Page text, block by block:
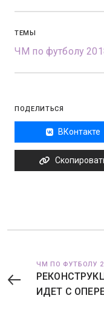
ТЕМЫ
ЧМ по футболу
ПОДЕЛИТЬСЯ
ВКонтакте
ЧМ ПО ФУТБОЛУ
ИДЕТ С